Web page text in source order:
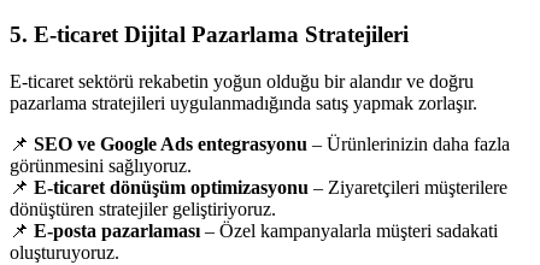
5. E-ticaret Dijital Pazarlama Stratejileri
E-ticaret sektörü rekabetin yoğun olduğu bir alandır ve doğru
pazarlama stratejileri uygulanmadığında satış yapmak zorlaşır.
📌 SEO ve Google Ads entegrasyonu – Ürünlerinizin daha fazla
görünmesini sağlıyoruz.
📌 E-ticaret dönüşüm optimizasyonu – Ziyaretçileri müşterilere
dönüştüren stratejiler geliştiriyoruz.
📌 E-posta pazarlaması – Özel kampanyalarla müşteri sadakati
oluşturuyoruz.